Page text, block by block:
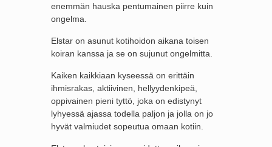
enemmän hauska pentumainen piirre kuin
ongelma.
Elstar on asunut kotihoidon aikana toisen
koiran kanssa ja se on sujunut ongelmitta.
Kaiken kaikkiaan kyseessä on erittäin
ihmisrakas, aktiivinen, hellyydenkipeä,
oppivainen pieni tyttö, joka on edistynyt
lyhyessä ajassa todella paljon ja jolla on jo
hyvät valmiudet sopeutua omaan kotiin.